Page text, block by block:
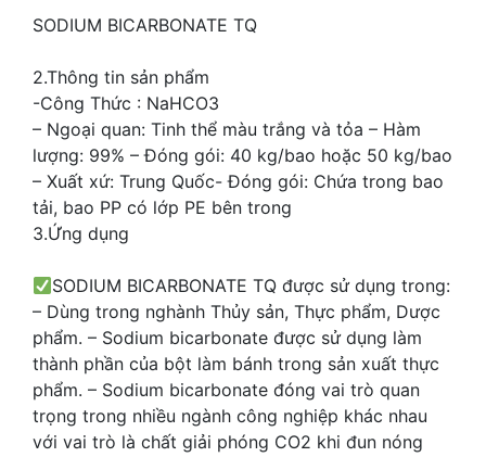
SODIUM BICARBONATE TQ
2.Thông tin sản phẩm
-Công Thức : NaHCO3
– Ngoại quan: Tinh thể màu trắng và tỏa – Hàm
lượng: 99% – Đóng gói: 40 kg/bao hoặc 50 kg/bao
– Xuất xứ: Trung Quốc- Đóng gói: Chứa trong bao
tải, bao PP có lớp PE bên trong
3.Ứng dụng
SODIUM BICARBONATE TQ được sử dụng trong:
– Dùng trong nghành Thủy sản, Thực phẩm, Dược
phẩm. – Sodium bicarbonate được sử dụng làm
thành phần của bột làm bánh trong sản xuất thực
phẩm. – Sodium bicarbonate đóng vai trò quan
trọng trong nhiều ngành công nghiệp khác nhau
với vai trò là chất giải phóng CO2 khi đun nóng